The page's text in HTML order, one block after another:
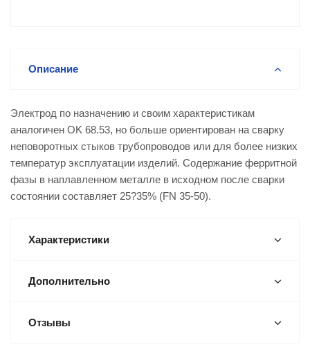
Описание
Электрод по назначению и своим характеристикам
аналогичен OK 68.53, но больше ориентирован на сварку
неповоротных стыков трубопроводов или для более низких
температур эксплуатации изделий. Содержание ферритной
фазы в наплавленном металле в исходном после сварки
состоянии составляет 25?35% (FN 35-50).
Характеристики
Дополнительно
Отзывы